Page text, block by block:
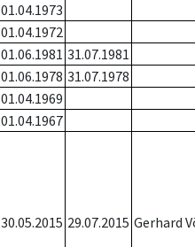
01.04.1973
01.04.1972
01.06.1981 31.07.1981
01.06.1978 31.07.1978
01.04.1969
01.04.1967
30.05.2015 29.07.2015 Gerhard